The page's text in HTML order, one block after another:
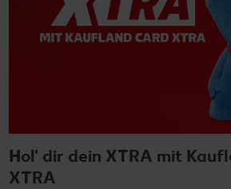
Hol' dir dein XTRA mit
XTRA